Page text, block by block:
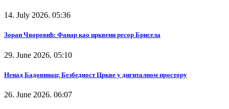
14. July 2026. 05:36
Зоран Чворовић: Фанар као црквени ресор Брисела
29. June 2026. 05:10
Ненад Бадовинац: Безбедност Цркве у дигиталном простору
26. June 2026. 06:07